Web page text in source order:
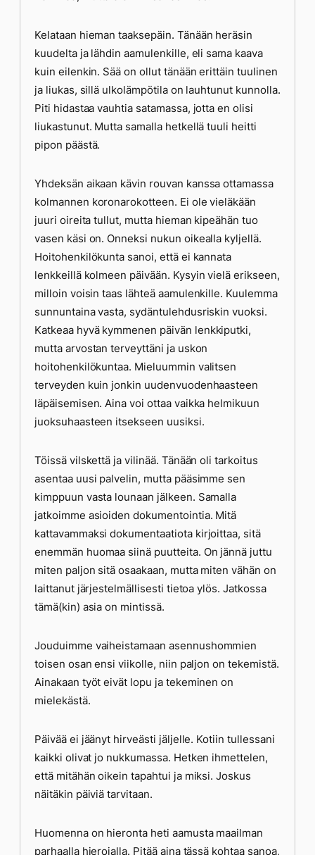
Kelataan hieman taaksepäin. Tänään heräsin
kuudelta ja lähdin aamulenkille, eli sama kaava
kuin eilenkin. Sää on ollut tänään erittäin tuulinen
ja liukas, sillä ulkolämpötila on lauhtunut kunnolla.
Piti hidastaa vauhtia satamassa, jotta en olisi
liukastunut. Mutta samalla hetkellä tuuli heitti
pipon päästä.
Yhdeksän aikaan kävin rouvan kanssa ottamassa
kolmannen koronarokotteen. Ei ole vieläkään
juuri oireita tullut, mutta hieman kipeähän tuo
vasen käsi on. Onneksi nukun oikealla kyljellä.
Hoitohenkilökunta sanoi, että ei kannata
lenkkeillä kolmeen päivään. Kysyin vielä erikseen,
milloin voisin taas lähteä aamulenkille. Kuulemma
sunnuntaina vasta, sydäntulehdusriskin vuoksi.
Katkeaa hyvä kymmenen päivän lenkkiputki,
mutta arvostan terveyttäni ja uskon
hoitohenkilökuntaa. Mieluummin valitsen
terveyden kuin jonkin uudenvuodenhaasteen
läpäisemisen. Aina voi ottaa vaikka helmikuun
juoksuhaasteen itsekseen uusiksi.
Töissä vilskettä ja vilinää. Tänään oli tarkoitus
asentaa uusi palvelin, mutta pääsimme sen
kimppuun vasta lounaan jälkeen. Samalla
jatkoimme asioiden dokumentointia. Mitä
kattavammaksi dokumentaatiota kirjoittaa, sitä
enemmän huomaa siinä puutteita. On jännä juttu
miten paljon sitä osaakaan, mutta miten vähän on
laittanut järjestelmällisesti tietoa ylös. Jatkossa
tämä(kin) asia on mintissä.
Jouduimme vaiheistamaan asennushommien
toisen osan ensi viikolle, niin paljon on tekemistä.
Ainakaan työt eivät lopu ja tekeminen on
mielekästä.
Päivää ei jäänyt hirveästi jäljelle. Kotiin tullessani
kaikki olivat jo nukkumassa. Hetken ihmettelen,
että mitähän oikein tapahtui ja miksi. Joskus
näitäkin päiviä tarvitaan.
Huomenna on hieronta heti aamusta maailman
parhaalla hierojalla. Pitää aina tässä kohtaa sanoa,